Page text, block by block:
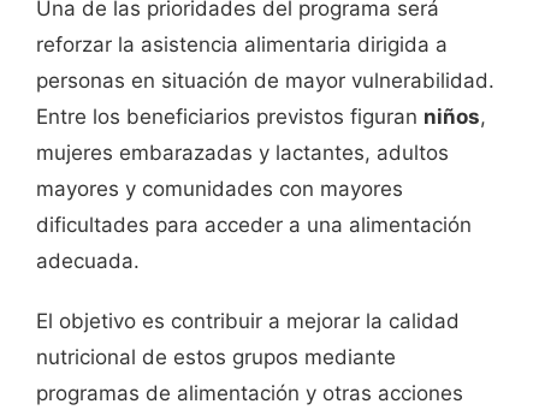
Una de las prioridades del programa será
reforzar la asistencia alimentaria dirigida a
personas en situación de mayor vulnerabilidad.
Entre los beneficiarios previstos figuran niños,
mujeres embarazadas y lactantes, adultos
mayores y comunidades con mayores
dificultades para acceder a una alimentación
adecuada.
El objetivo es contribuir a mejorar la calidad
nutricional de estos grupos mediante
programas de alimentación y otras acciones